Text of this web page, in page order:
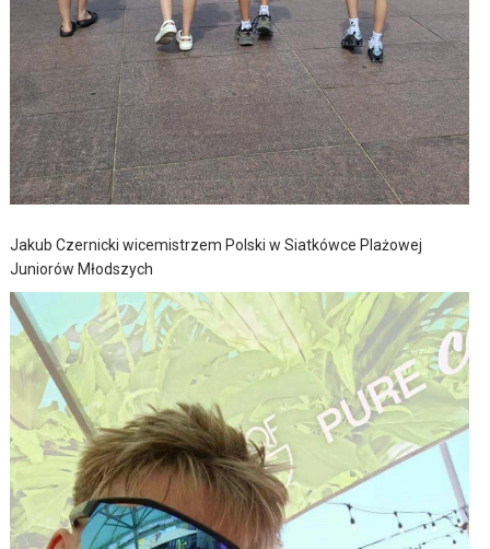
Jakub Czernicki wicemistrzem Polski w Siatkówce Plażowej
Juniorów Młodszych